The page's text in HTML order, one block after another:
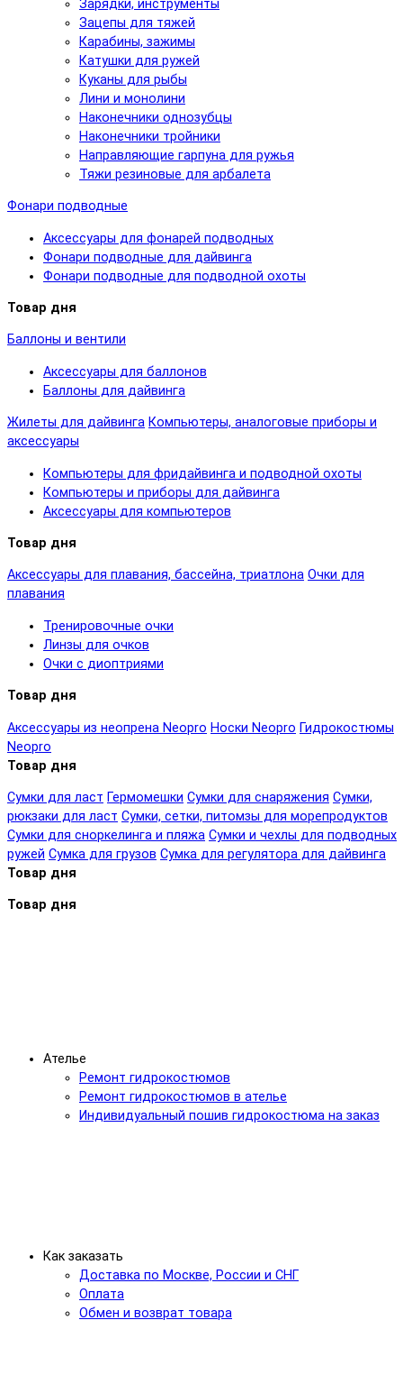
Зарядки, инструменты
Зацепы для тяжей
Карабины, зажимы
Катушки для ружей
Куканы для рыбы
Лини и монолини
Наконечники однозубцы
Наконечники тройники
Направляющие гарпуна для ружья
Тяжи резиновые для арбалета
Фонари подводные
Аксессуары для фонарей подводных
Фонари подводные для дайвинга
Фонари подводные для подводной охоты
Товар дня
Баллоны и вентили
Аксессуары для баллонов
Баллоны для дайвинга
Жилеты для дайвинга Компьютеры, аналоговые приборы и
аксессуары
Компьютеры для фридайвинга и подводной охоты
Компьютеры и приборы для дайвинга
Аксессуары для компьютеров
Товар дня
Аксессуары для плавания, бассейна, триатлона Очки для
плавания
Тренировочные очки
Линзы для очков
Очки с диоптриями
Товар дня
Аксессуары из неопрена Neopro Носки Neopro Гидрокостюмы
Neopro
Товар дня
Сумки для ласт Гермомешки Сумки для снаряжения Сумки,
рюкзаки для ласт Сумки, сетки, питомзы для морепродуктов
Сумки для сноркелинга и пляжа Сумки и чехлы для подводных
ружей Сумка для грузов Сумка для регулятора для дайвинга
Товар дня
Товар дня
Ателье
Ремонт гидрокостюмов
Ремонт гидрокостюмов в ателье
Индивидуальный пошив гидрокостюма на заказ
Как заказать
Доставка по Москве, России и СНГ
Оплата
Обмен и возврат товара